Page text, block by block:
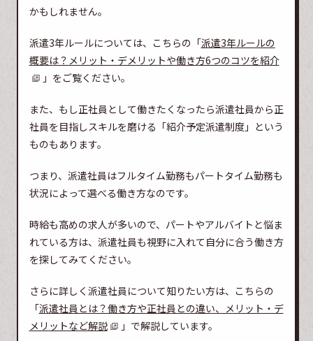
かもしれません。
派遣3年ルールについては、こちらの「派遣3年ルールの
概要は？メリット・デメリットや働き方6つのコツを紹介
」をご覧ください。
また、もし正社員として働きたくなったら派遣社員から正
社員を目指しスキルを磨ける「紹介予定派遣制度」という
ものもあります。
つまり、派遣社員はフルタイム勤務もパートタイム勤務も
状況によって選べる働き方なのです。
時給も高めの求人が多いので、パートやアルバイトと悩ま
れている方は、派遣社員も視野に入れて自分に合う働き方
を探してみてください。
さらに詳しく派遣社員について知りたい方は、こちらの
「派遣社員とは？働き方や正社員との違い、メリット・デ
メリットなど解説
」で解説しています。